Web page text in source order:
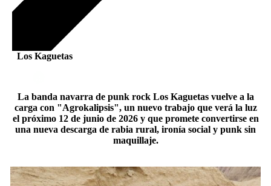
Los Kaguetas
La banda navarra de punk rock Los Kaguetas vuelve a la
carga con "Agrokalipsis", un nuevo trabajo que verá la luz
el próximo 12 de junio de 2026 y que promete convertirse en
una nueva descarga de rabia rural, ironía social y punk sin
maquillaje.